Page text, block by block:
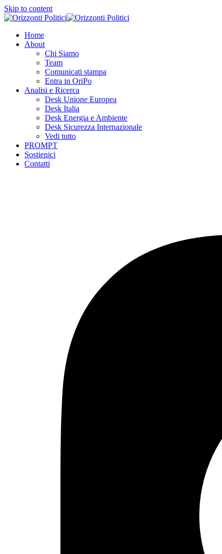
Skip to content
Home
About
Chi Siamo
Team
Comunicati stampa
Entra in OriPo
Analisi e Ricerca
Desk Unione Europea
Desk Italia
Desk Energia e Ambiente
Desk Sicurezza Internazionale
Vedi tutto
PROMPT
Sostienici
Contatti